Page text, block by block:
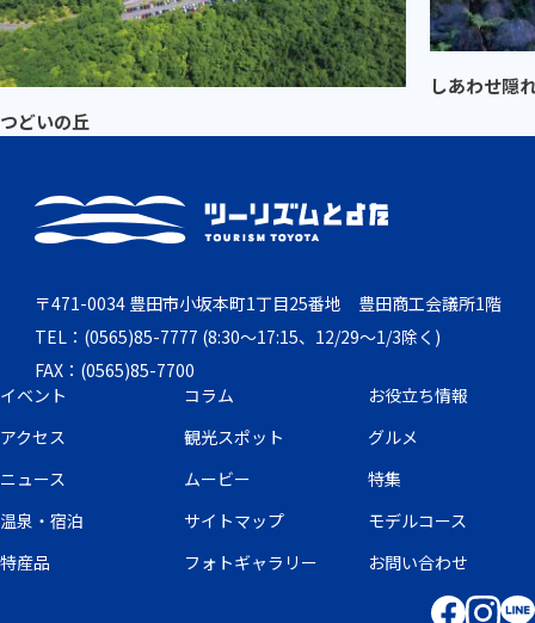
つどいの丘
しあわせ隠
〒471-0034 豊田市小坂本町1丁目25番地 豊田商工会議所1階
TEL：(0565)85-7777 (8:30～17:15、12/29～1/3除く)
FAX：(0565)85-7700
イベント
コラム
お役立ち情報
アクセス
観光スポット
グルメ
ニュース
ムービー
特集
温泉・宿泊
サイトマップ
モデルコース
特産品
フォトギャラリー お問い合わせ